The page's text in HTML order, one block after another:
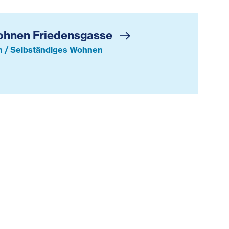
Friedensgasse
/ Selbständiges Wohnen